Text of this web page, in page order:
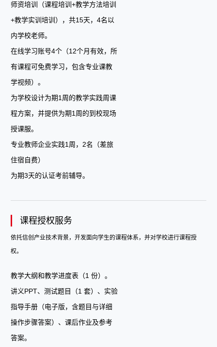
师资培训（课程培训+教学方法培训
+教学实训培训），共15天，4名以
内学校老师。
在线学习账号4个（12个月有效，所
有课程可免费学习，包含专业课教
学视频）。
为学校设计为期1周的教学实践周课
程方案，并提供为期1周的到校现场
授课服。
专业教师企业实践1周，2名（差旅
住宿自费）
为期3天的认证考前辅导。
课程授权服务
依托信创产业技术背景，开发面向学生的课程体系，并对学校进行课程授
权。
教学大纲和教学进度表（1 份）。
讲义PPT、测试题目（1 套）、实验
指导手册（电子版，含题目与详细
操作步骤答案）、课后作业及参考
答案。